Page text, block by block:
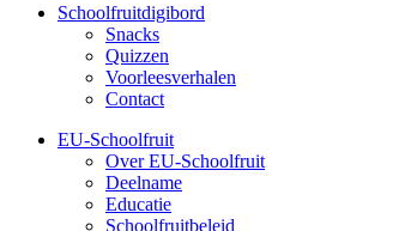
Schoolfruitdigibord
Snacks
Quizzen
Voorleesverhalen
Contact
EU-Schoolfruit
Over EU-Schoolfruit
Deelname
Educatie
Schoolfruitbeleid